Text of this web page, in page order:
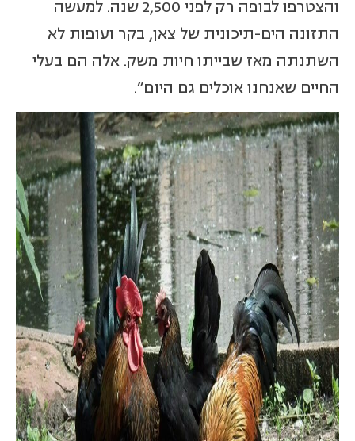
והצטרפו לבופה רק לפני 2,500 שנה. למעשה
התזונה הים-תיכונית של צאן, בקר ועופות לא
השתנתה מאז שבייתו חיות משק. אלה הם בעלי
החיים שאנחנו אוכלים גם היום".